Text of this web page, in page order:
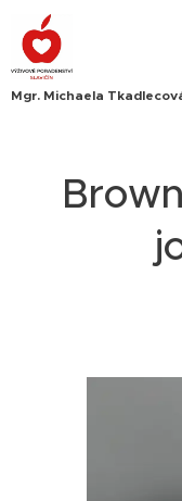
Mgr. Michaela